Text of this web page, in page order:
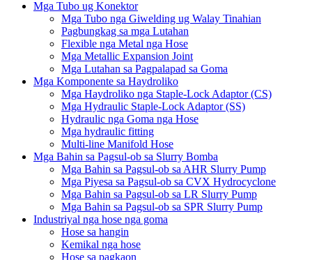
Mga Tubo ug Konektor
Mga Tubo nga Giwelding ug Walay Tinahian
Pagbungkag sa mga Lutahan
Flexible nga Metal nga Hose
Mga Metallic Expansion Joint
Mga Lutahan sa Pagpalapad sa Goma
Mga Komponente sa Haydroliko
Mga Haydroliko nga Staple-Lock Adaptor (CS)
Mga Hydraulic Staple-Lock Adaptor (SS)
Hydraulic nga Goma nga Hose
Mga hydraulic fitting
Multi-line Manifold Hose
Mga Bahin sa Pagsul-ob sa Slurry Bomba
Mga Bahin sa Pagsul-ob sa AHR Slurry Pump
Mga Piyesa sa Pagsul-ob sa CVX Hydrocyclone
Mga Bahin sa Pagsul-ob sa LR Slurry Pump
Mga Bahin sa Pagsul-ob sa SPR Slurry Pump
Industriyal nga hose nga goma
Hose sa hangin
Kemikal nga hose
Hose sa pagkaon